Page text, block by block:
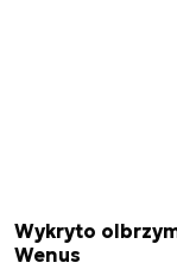
Wykryto
Wenus